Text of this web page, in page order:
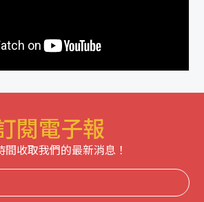
閱電子報
間收取我們的最新消息！